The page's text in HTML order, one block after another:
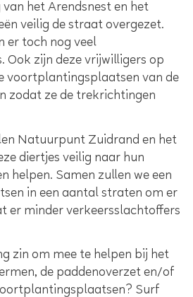
het Arendsnest en het
veilig de straat overgezet.
er toch nog veel
Ook zijn deze vrijwilligers op
voortplantingsplaatsen van de
zodat ze de trekrichtingen
Natuurpunt Zuidrand en het
diertjes veilig naar hun
helpen. Samen zullen we een
in een aantal straten om er
er minder verkeersslachtoffers
zin om mee te helpen bij het
de paddenoverzet en/of
Surf